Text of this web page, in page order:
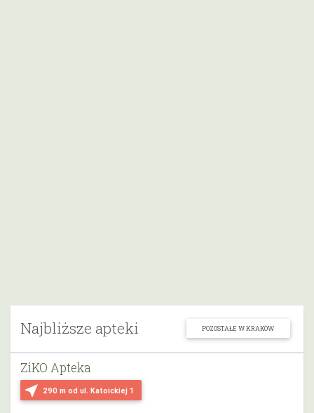
Najbliższe apteki POZOSTAŁE W KRAKÓW
near_me 290 m od ul. Katoickiej 1
ZiKO Apteka